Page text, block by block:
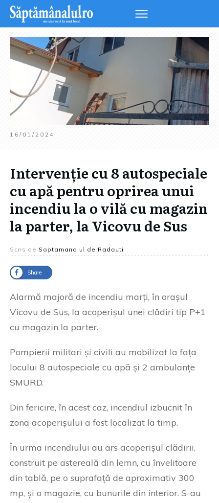
16/01/2024
Intervenție cu 8 autospeciale
cu apă pentru oprirea unui
incendiu la o vilă cu magazin
la parter, la Vicovu de Sus
Scris de Saptamanalul de Radauti
Share
Alarmă majoră de incendiu marți, în orașul
Vicovu de Sus, la acoperișul unei clădiri tip P+1
cu magazin la parter.
Pompierii militari și civili au mobilizat la fața
locului 8 autospeciale cu apă și 2 ambulanțe
SMURD.
Din fericire, în acest caz, incendiul izbucnit în
zona acoperișului a fost localizat la timp.
În urma incendiului au ars acoperișul clădirii,
construit pe astereală din lemn, cu învelitoare
din tablă, pe o suprafață de aproximativ 300
mp, și o magazie, cu bunurile din interior. S-au